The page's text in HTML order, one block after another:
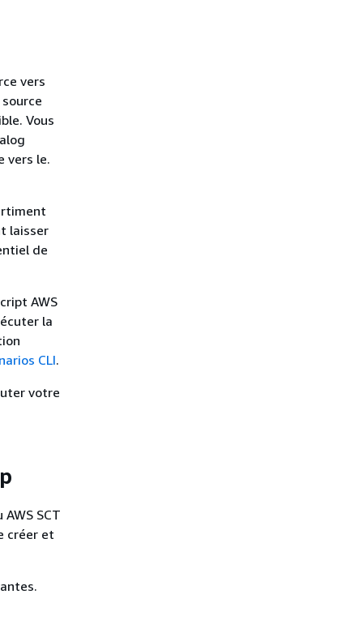
vers
Vous
vers le.
laisser
de
AWS
la
CLI.
votre
SCT
créer et